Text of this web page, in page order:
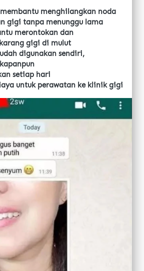
menghilangkan noda
gigi tanpa menunggu lama
merontokan dan
gigi di mulut
digunakan sendiri,
setiap hari
untuk perawatan ke klinik gigi